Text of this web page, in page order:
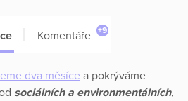
Komentáře +9
dva měsíce a pokrýváme
sociálních a environmentálních,